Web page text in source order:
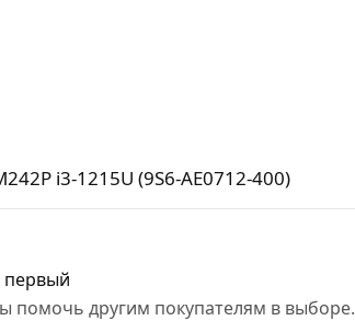
i3-1215U (9S6-AE0712-400)
первый
помочь другим покупателям в выборе.